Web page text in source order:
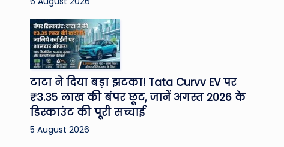
टाटा ने दिया बड़ा झटका! Tata Curvv EV पर
₹3.35 लाख की बंपर छूट, जानें अगस्त 2026 के
डिस्काउंट की पूरी सच्चाई
5 August 2026